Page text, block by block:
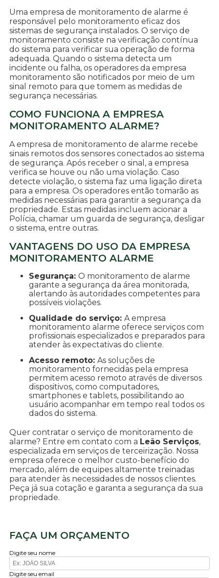
Uma empresa de monitoramento de alarme é
responsável pelo monitoramento eficaz dos
sistemas de segurança instalados. O serviço de
monitoramento consiste na verificação contínua
do sistema para verificar sua operação de forma
adequada. Quando o sistema detecta um
incidente ou falha, os operadores da empresa
monitoramento são notificados por meio de um
sinal remoto para que tomem as medidas de
segurança necessárias.
COMO FUNCIONA A EMPRESA
MONITORAMENTO ALARME?
A empresa de monitoramento de alarme recebe
sinais remotos dos sensores conectados ao sistema
de segurança. Após receber o sinal, a empresa
verifica se houve ou não uma violação. Caso
detecte violação, o sistema faz uma ligação direta
para a empresa. Os operadores então tomarão as
medidas necessárias para garantir a segurança da
propriedade. Estas medidas incluem acionar a
Polícia, chamar um guarda de segurança, desligar
o sistema, entre outras.
VANTAGENS DO USO DA EMPRESA
MONITORAMENTO ALARME
Segurança:O monitoramento de alarme
garante a segurança da área monitorada,
alertando às autoridades competentes para
possíveis violações.
Qualidade do serviço:A empresa
monitoramento alarme oferece serviços com
profissionais especializados e preparados para
atender às expectativas do cliente.
Acesso remoto:As soluções de
monitoramento fornecidas pela empresa
permitem acesso remoto através de diversos
dispositivos, como computadores,
smartphones e tablets, possibilitando ao
usuário acompanhar em tempo real todos os
dados do sistema.
Quer contratar o serviço de monitoramento de
alarme? Entre em contato com a Leão Serviços,
especializada em serviços de terceirização. Nossa
empresa oferece o melhor custo-benefício do
mercado, além de equipes altamente treinadas
para atender às necessidades de nossos clientes.
Peça já sua cotação e garanta a segurança da sua
propriedade.
FAÇA UM ORÇAMENTO
Digite seu nome
Digite seu email